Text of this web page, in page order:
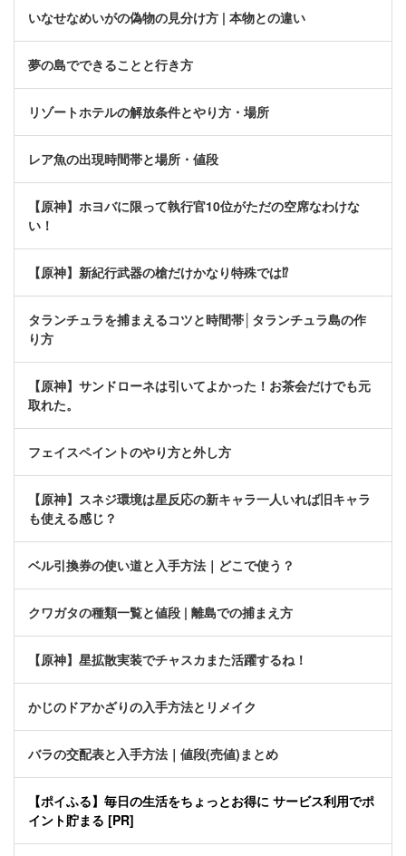
いなせなめいがの偽物の見分け方 | 本物との違い
夢の島でできることと行き方
リゾートホテルの解放条件とやり方・場所
レア魚の出現時間帯と場所・値段
【原神】ホヨバに限って執行官10位がただの空席なわけな
い！
【原神】新紀行武器の槍だけかなり特殊では⁉
タランチュラを捕まえるコツと時間帯│タランチュラ島の作
り方
【原神】サンドローネは引いてよかった！お茶会だけでも元
取れた。
フェイスペイントのやり方と外し方
【原神】スネジ環境は星反応の新キャラ一人いれば旧キャラ
も使える感じ？
ベル引換券の使い道と入手方法｜どこで使う？
クワガタの種類一覧と値段 | 離島での捕まえ方
【原神】星拡散実装でチャスカまた活躍するね！
かじのドアかざりの入手方法とリメイク
バラの交配表と入手方法｜値段(売値)まとめ
【ポイふる】毎日の生活をちょっとお得に サービス利用でポ
イント貯まる [PR]